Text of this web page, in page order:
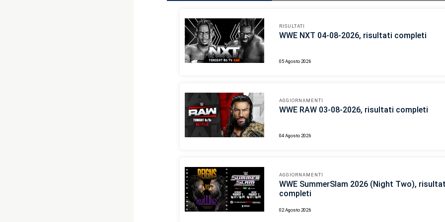
RISULTATI
WWE NXT 04-08-2026, risultati completi
05 Agosto 2026
AGGIORNAMENTI
WWE RAW 03-08-2026, risultati completi
04 Agosto 2026
AGGIORNAMENTI
WWE SummerSlam 2026 (Night Two),
completi
02 Agosto 2026